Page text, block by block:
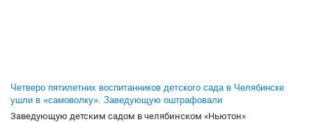
Четверо пятилетних воспитанников детского сада в Челябинске
ушли в «самоволку». Заведующую оштрафовали
Заведующую детским садом в челябинском «Ньютон»